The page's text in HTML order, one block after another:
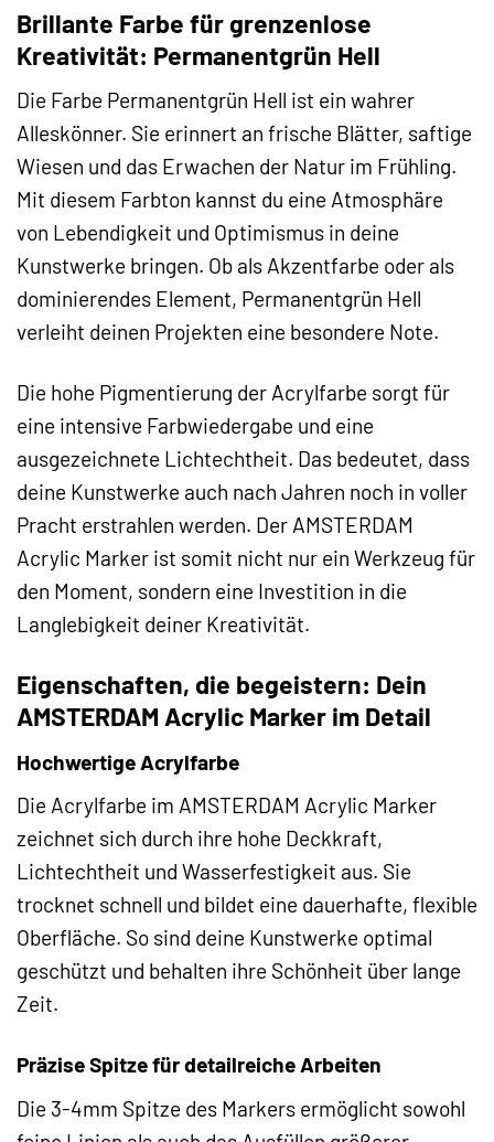
Brillante Farbe für grenzenlose
Kreativität: Permanentgrün Hell
Die Farbe Permanentgrün Hell ist ein wahrer
Alleskönner. Sie erinnert an frische Blätter, saftige
Wiesen und das Erwachen der Natur im Frühling.
Mit diesem Farbton kannst du eine Atmosphäre
von Lebendigkeit und Optimismus in deine
Kunstwerke bringen. Ob als Akzentfarbe oder als
dominierendes Element, Permanentgrün Hell
verleiht deinen Projekten eine besondere Note.
Die hohe Pigmentierung der Acrylfarbe sorgt für
eine intensive Farbwiedergabe und eine
ausgezeichnete Lichtechtheit. Das bedeutet, dass
deine Kunstwerke auch nach Jahren noch in voller
Pracht erstrahlen werden. Der AMSTERDAM
Acrylic Marker ist somit nicht nur ein Werkzeug für
den Moment, sondern eine Investition in die
Langlebigkeit deiner Kreativität.
Eigenschaften, die begeistern: Dein
AMSTERDAM Acrylic Marker im Detail
Hochwertige Acrylfarbe
Die Acrylfarbe im AMSTERDAM Acrylic Marker
zeichnet sich durch ihre hohe Deckkraft,
Lichtechtheit und Wasserfestigkeit aus. Sie
trocknet schnell und bildet eine dauerhafte, flexible
Oberfläche. So sind deine Kunstwerke optimal
geschützt und behalten ihre Schönheit über lange
Zeit.
Präzise Spitze für detailreiche Arbeiten
Die 3-4mm Spitze des Markers ermöglicht sowohl